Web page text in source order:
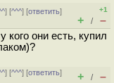
] [^^^] [ответить]
+1
+ / –
кого они есть, купил
] [^^^] [ответить]
+ / –